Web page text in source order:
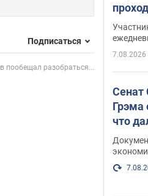
Подписаться
пообещал разобраться...
7.08.2026
Сенат
Грэма
что